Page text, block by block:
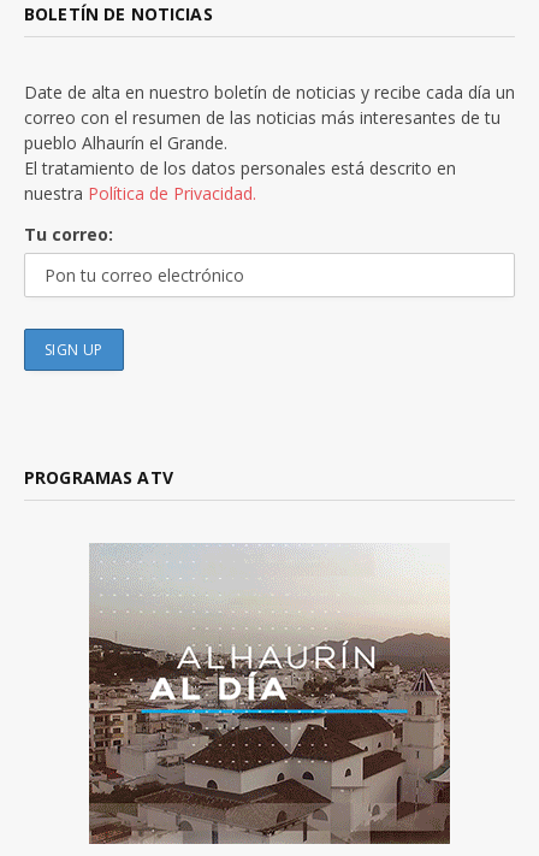
BOLETÍN DE NOTICIAS
Date de alta en nuestro boletín de noticias y recibe cada día un
correo con el resumen de las noticias más interesantes de tu
pueblo Alhaurín el Grande.
El tratamiento de los datos personales está descrito en
nuestra Política de Privacidad.
Tu correo:
PROGRAMAS ATV